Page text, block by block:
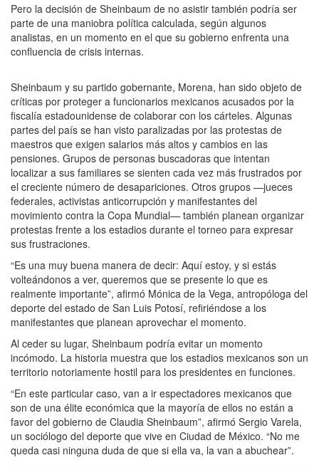
Pero la decisión de Sheinbaum de no asistir también podría ser
parte de una maniobra política calculada, según algunos
analistas, en un momento en el que su gobierno enfrenta una
confluencia de crisis internas.
Sheinbaum y su partido gobernante, Morena, han sido objeto de
críticas por proteger a funcionarios mexicanos acusados por la
fiscalía estadounidense de colaborar con los cárteles. Algunas
partes del país se han visto paralizadas por las protestas de
maestros que exigen salarios más altos y cambios en las
pensiones. Grupos de personas buscadoras que intentan
localizar a sus familiares se sienten cada vez más frustrados por
el creciente número de desapariciones. Otros grupos —jueces
federales, activistas anticorrupción y manifestantes del
movimiento contra la Copa Mundial— también planean organizar
protestas frente a los estadios durante el torneo para expresar
sus frustraciones.
“Es una muy buena manera de decir: Aquí estoy, y si estás
volteándonos a ver, queremos que se presente lo que es
realmente importante”, afirmó Mónica de la Vega, antropóloga del
deporte del estado de San Luis Potosí, refiriéndose a los
manifestantes que planean aprovechar el momento.
Al ceder su lugar, Sheinbaum podría evitar un momento
incómodo. La historia muestra que los estadios mexicanos son un
territorio notoriamente hostil para los presidentes en funciones.
“En este particular caso, van a ir espectadores mexicanos que
son de una élite económica que la mayoría de ellos no están a
favor del gobierno de Claudia Sheinbaum”, afirmó Sergio Varela,
un sociólogo del deporte que vive en Ciudad de México. “No me
queda casi ninguna duda de que si ella va, la van a abuchear”.